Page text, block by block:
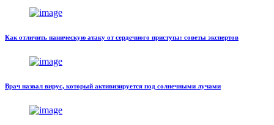
Как отличить паническую атаку от сердечного приступа: советы экспертов
Врач назвал вирус, который активизируется под солнечными лучами